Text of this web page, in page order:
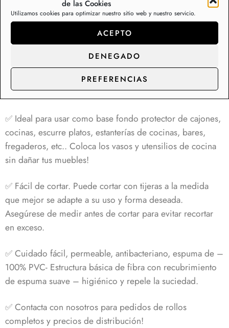
de las Cookies
Utilizamos cookies para optimizar nuestro sitio web y nuestro servicio.
ACEPTO
DENEGADO
PREFERENCIAS
fitness Salmón 707S002
6,95€
✅ Precio por metro lineal, Ancho de 61 cm. Cada unidad
en carrito equivale a un metro de largo del producto.
Enviamos todos los metros de forma continua.
✅ Ideal para usar como base fondo protector de cajones,
cocinas, escurre platos, estanterías de cocinas, bares,
fregaderos, etc.. Coloca los vasos y utensilios de cocina
sin dañar tus muebles!
✅ Fácil de cortar. Puede cortar con tijeras a la medida
que mejor se adapte a su uso y forma deseada.
Asegúrese de medir antes de cortar para evitar recortar
en exceso.
✅ Cuidado fácil, permeable, antibacteriano, espuma de –
100% PVC- Estructura básica de fibra con recubrimiento
de espuma suave – higiénico y repele la suciedad.
✅ Contacta con nosotros para pedidos de rollos
completos y precios de distribución!